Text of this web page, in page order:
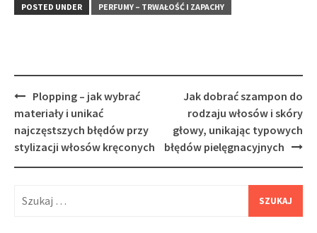
POSTED UNDER PERFUMY – TRWAŁOŚĆ I ZAPACHY
Post
navigation
Plopping – jak wybrać
materiały i unikać
najczęstszych błędów przy
stylizacji włosów kręconych
Jak dobrać szampon do
rodzaju włosów i skóry
głowy, unikając typowych
błędów pielęgnacyjnych